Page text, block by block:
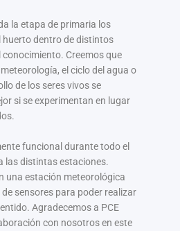
la etapa de primaria los
huerto dentro de distintos
Creemos que
el ciclo del agua o
de los seres vivos se
si se experimentan en lugar
funcional durante todo el
las distintas estaciones.
una estación meteorológica
sensores para poder realizar
Agradecemos a PCE
con nosotros en este